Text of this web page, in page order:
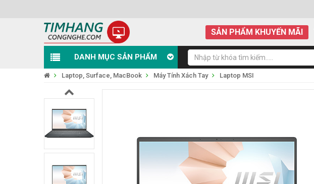
SẢN PHẨM KHUYẾN MÃI
DANH MỤC SẢN PHẨM
Laptop, Surface, MacBook Máy Tính Xách Tay Laptop MSI